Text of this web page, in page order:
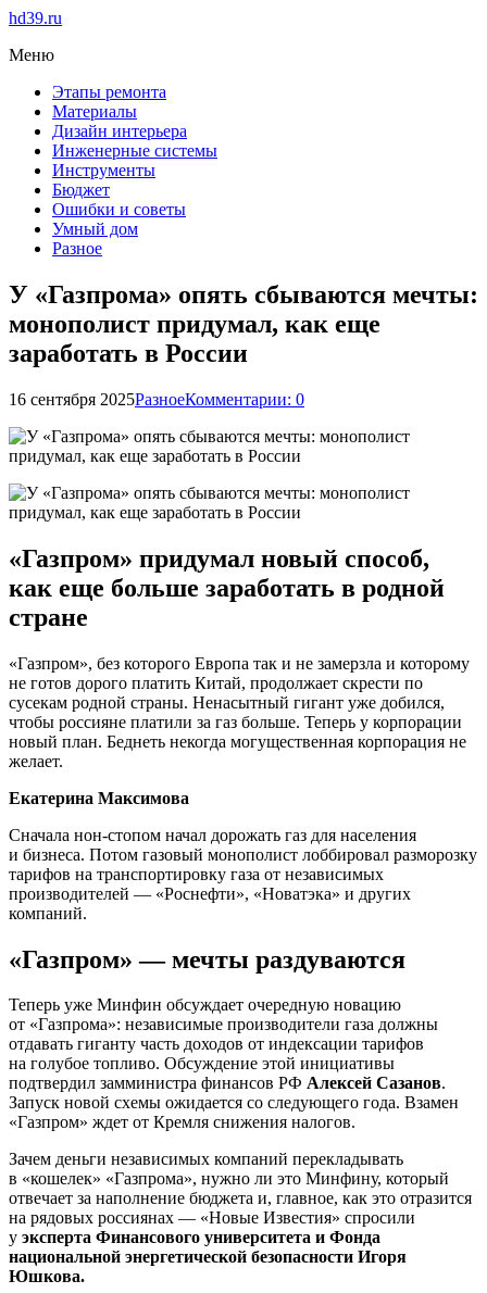
hd39.ru
Меню
Этапы ремонта
Материалы
Дизайн интерьера
Инженерные системы
Инструменты
Бюджет
Ошибки и советы
Умный дом
Разное
У «Газпрома» опять сбываются мечты:
монополист придумал, как еще
заработать в России
16 сентября 2025РазноеКомментарии: 0
«Газпром» придумал новый способ,
как еще больше заработать в родной
стране
«Газпром», без которого Европа так и не замерзла и которому
не готов дорого платить Китай, продолжает скрести по
сусекам родной страны. Ненасытный гигант уже добился,
чтобы россияне платили за газ больше. Теперь у корпорации
новый план. Беднеть некогда могущественная корпорация не
желает.
Екатерина Максимова
Сначала нон-стопом начал дорожать газ для населения
и бизнеса. Потом газовый монополист лоббировал разморозку
тарифов на транспортировку газа от независимых
производителей — «Роснефти», «Новатэка» и других
компаний.
«Газпром» — мечты раздуваются
Теперь уже Минфин обсуждает очередную новацию
от «Газпрома»: независимые производители газа должны
отдавать гиганту часть доходов от индексации тарифов
на голубое топливо. Обсуждение этой инициативы
подтвердил замминистра финансов РФ Алексей Сазанов.
Запуск новой схемы ожидается со следующего года. Взамен
«Газпром» ждет от Кремля снижения налогов.
Зачем деньги независимых компаний перекладывать
в «кошелек» «Газпрома», нужно ли это Минфину, который
отвечает за наполнение бюджета и, главное, как это отразится
на рядовых россиянах — «Новые Известия» спросили
у эксперта Финансового университета и Фонда
национальной энергетической безопасности Игоря
Юшкова.